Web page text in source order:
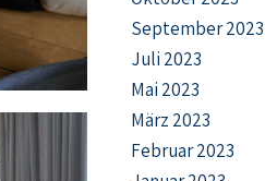
September 2023
Juli 2023
Mai 2023
März 2023
Februar 2023